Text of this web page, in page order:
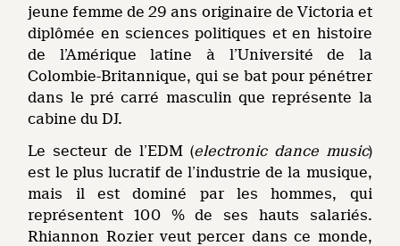
jeune femme de 29 ans originaire de Victoria et
diplômée en sciences politiques et en histoire
de l’Amérique latine à l’Université de la
Colombie-Britannique, qui se bat pour pénétrer
dans le pré carré masculin que représente la
cabine du DJ.
Le secteur de l’EDM (electronic dance music)
est le plus lucratif de l’industrie de la musique,
mais il est dominé par les hommes, qui
représentent 100 % de ses hauts salariés.
Rhiannon Rozier veut percer dans ce monde,